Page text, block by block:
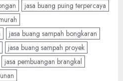
jasa buang puing terpercaya
jasa buang sampah bongkaran
jasa buang sampah proyek
jasa pembuangan brangkal